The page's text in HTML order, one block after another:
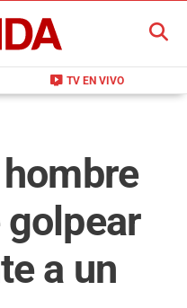
live_tv TV EN VIVO
BUSCAR
golpear
a un